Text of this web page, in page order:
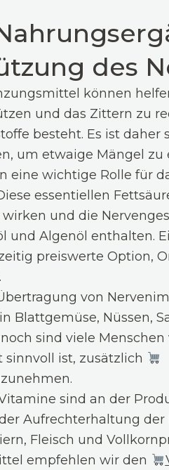
des
können
und das Zittern zu
besteht. Es ist
um etwaige Mängel
eine wichtige Rolle für
essentiellen
und die
und Algenöl enthalten.
preiswerte Option,
.
von
Blattgemüse, Nüssen,
sind viele
sinnvoll ist, zusätzlich
sind an der
Aufrechterhaltung der
Fleisch und
empfehlen wir den